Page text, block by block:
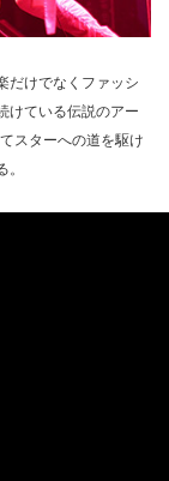
だけでなくファッシ
けている伝説のアー
スターへの道を駆け